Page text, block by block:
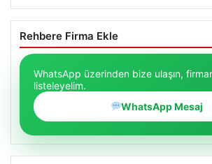
Rehbere Firma Ekle
WhatsApp üzerinden bize ulaşın,
listeleyelim.
WhatsApp Mesaj